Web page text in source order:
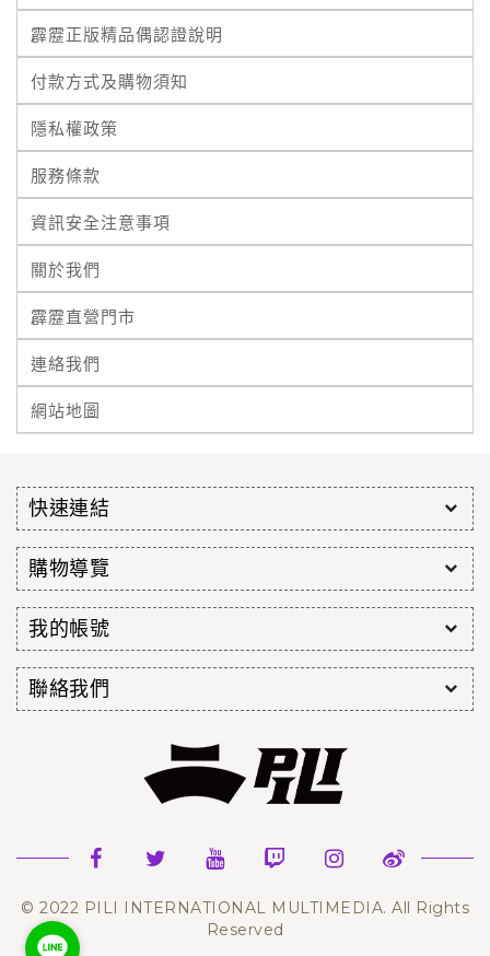
霹靂正版精品偶認證說明
付款方式及購物須知
隱私權政策
服務條款
資訊安全注意事項
關於我們
霹靂直營門市
連絡我們
網站地圖
快速連結
購物導覽
我的帳號
聯絡我們
© 2022 PILI INTERNATIONAL MULTIMEDIA. All Rights
Reserved